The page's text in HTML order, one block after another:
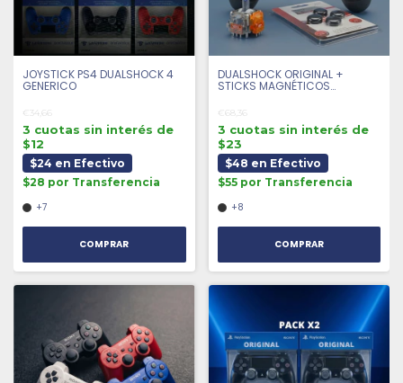
JOYSTICK PS4 DUALSHOCK 4
GENERICO
€34,66
3 cuotas sin interés de
$12
$24 en Efectivo
$28 por Transferencia
+7
COMPRAR
DUALSHOCK ORIGINAL +
STICKS MAGNÉTICOS
SEMINUEVO
€68,36
3 cuotas sin interés de
$23
$48 en Efectivo
$55 por Transferencia
+8
COMPRAR